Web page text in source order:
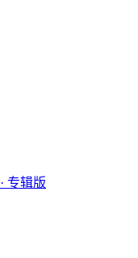
· 专辑版